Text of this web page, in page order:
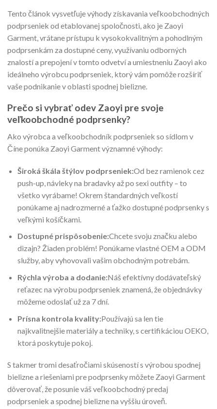
Tento článok vysvetľuje výhody získavania veľkoobchodných
podprseniek od etablovanej spoločnosti, ako je Zaoyi
Garment, vrátane prístupu k vysokokvalitným a pohodlným
podprsenkám za dostupné ceny, využívaniu odborných
znalostí a prepojení v tomto odvetví a umiestneniu Zaoyi ako
ideálneho výrobcu podprseniek, ktorý vám pomôže rozšíriť
vaše podnikanie v oblasti spodnej bielizne.
Prečo si vybrať odev Zaoyi pre svoje
veľkoobchodné podprsenky?
Ako výrobca a veľkoobchodník podprseniek so sídlom v
Číne ponúka Zaoyi Garment významné výhody:
Široká škála štýlov podprseniek:Od bez ramienok cez
push-up, návleky na bradavky až po sexi outfity – to
všetko vyrábame! Okrem štandardných veľkostí
ponúkame aj nadrozmerné a ťažko dostupné podprsenky s
veľkými košíčkami.
Dostupné prispôsobenie:Chcete svoju značku alebo
dizajn? Žiaden problém! Ponúkame vlastné OEM a ODM
služby, aby vyhovovali vašim obchodným potrebám.
Rýchla výroba a dodanie:Náš efektívny dodávateľský
reťazec na výrobu podprseniek znamená, že objednávky
môžeme odoslať už za 7 dní.
Prísna kontrola kvality:Používajú sa len tie
najkvalitnejšie materiály a techniky, s certifikáciou OEKO,
ktorá poskytuje pokoj.
S takmer tromi desaťročiami skúseností s výrobou spodnej
bielizne a riešeniami pre podprsenky môžete Zaoyi Garment
dôverovať, že posunie váš veľkoobchodný predaj
podprseniek a spodnej bielizne na vyššiu úroveň.